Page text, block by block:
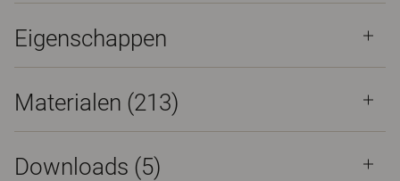
Eigenschappen
Materialen (213)
Downloads (5)